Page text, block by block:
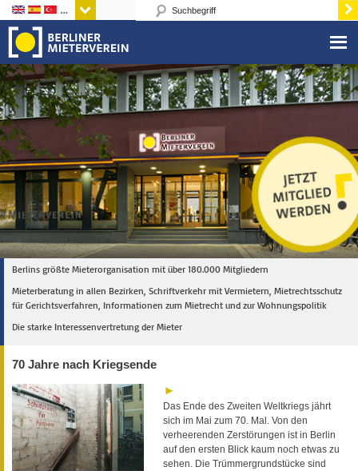
Sprachen
Berlins größte Mieterorganisation mit über 180.000 Mitgliedern
Mieterberatung in allen Bezirken, Schriftverkehr mit Vermietern, Mietrechtsschutz
für Gerichtsverfahren, Informationen zum Mietrecht und zur Wohnungspolitik
Die starke Interessenvertretung der Mieter
70 Jahre nach Kriegsende
Das Ende des Zweiten Weltkriegs jährt
sich im Mai zum 70. Mal. Von den
verheerenden Zerstörungen ist in Berlin
auf den ersten Blick kaum noch etwas zu
sehen. Die Trümmergrundstücke sind